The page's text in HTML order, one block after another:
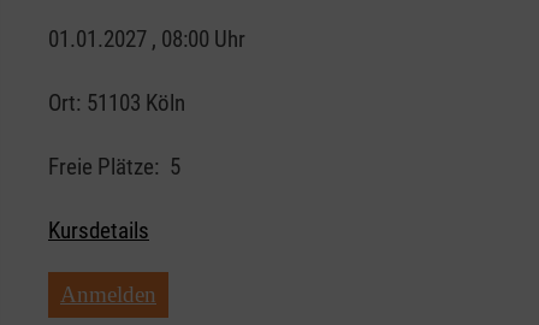
01.01.2027 , 08:00 Uhr
Ort: 51103 Köln
Freie Plätze: 5
Kursdetails
Anmelden